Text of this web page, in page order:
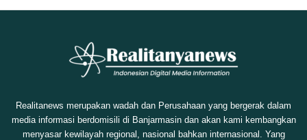
Realitanews merupakan wadah dan Perusahaan yang bergerak dalam
media informasi berdomisili di Banjarmasin dan akan kami kembangkan
menyasar kewilayah regional, nasional bahkan internasional. Yang